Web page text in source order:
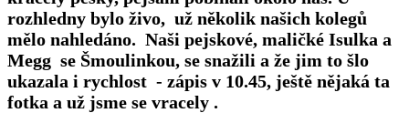
rozhledny bylo živo, už několik našich kolegů
mělo nahledáno. Naši pejskové, maličké Isulka a
Megg se Šmoulinkou, se snažili a že jim to šlo
ukazala i rychlost - zápis v 10.45, ještě nějaká ta
fotka a už jsme se vracely .